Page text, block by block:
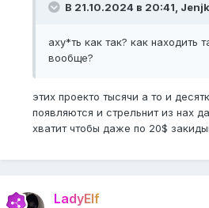
В 21.10.2024 в 20:41,
аху*ть как так? как находить
вообще?
этих проекто тысячи а то и
появляются и стрельнит из нах
хватит чтобы даже по 20$
LadyElf